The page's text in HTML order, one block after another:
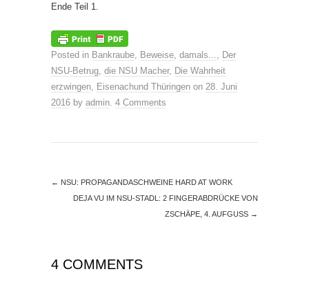
Ende Teil 1.
Posted in Bankraube, Beweise, damals..., Der
NSU-Betrug, die NSU Macher, Die Wahrheit
erzwingen, Eisenachund Thüringen on 28. Juni
2016 by admin. 4 Comments
← NSU: PROPAGANDASCHWEINE HARD AT WORK
DEJA VU IM NSU-STADL: 2 FINGERABDRÜCKE VON
ZSCHÄPE, 4. AUFGUSS →
4 COMMENTS